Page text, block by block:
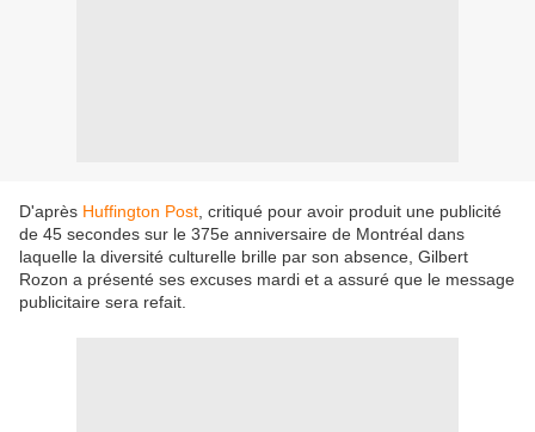
D'après Huffington Post , critiqué pour avoir produit une publicité
de 45 secondes sur le 375e anniversaire de Montréal dans
laquelle la diversité culturelle brille par son absence, Gilbert
Rozon a présenté ses excuses mardi et a assuré que le message
publicitaire sera refait.